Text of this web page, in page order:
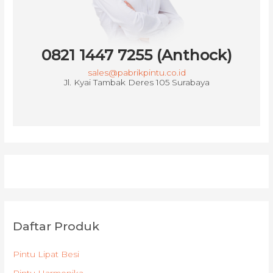
0821 1447 7255 (Anthock)
sales@pabrikpintu.co.id
Jl. Kyai Tambak Deres 105 Surabaya
Daftar Produk
Pintu Lipat Besi